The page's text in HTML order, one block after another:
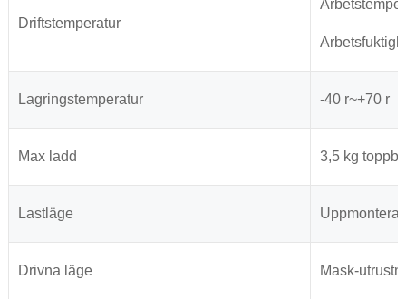
Driftstemperatur
Lagringstemperatur -40 r~+70 r
Max ladd 3,5 kg
Lastläge
Drivna läge Mask-